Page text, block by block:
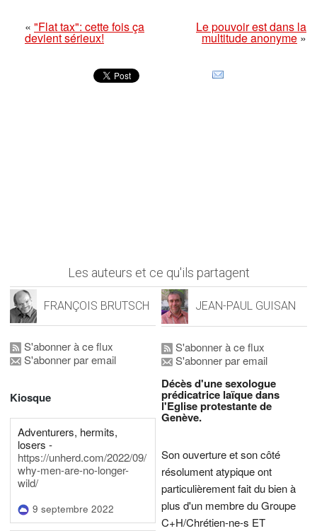
« "Flat tax": cette fois ça
devient sérieux!
Le pouvoir est dans la
multitude anonyme»
Les auteurs et ce qu'ils partagent
FRANÇOIS BRUTSCH
S'abonner à ce flux
S'abonner par email
Kiosque
Adventurers, hermits,
losers -
https://unherd.com/2022/09/
why-men-are-no-longer-
wild/
9 septembre 2022
JEAN-PAUL GUISAN
S'abonner à ce flux
S'abonner par email
Décès d'une sexologue
prédicatrice laïque dans
l'Eglise protestante de
Genève.
Son ouverture et son côté
résolument atypique ont
particulièrement fait du bien à
plus d'un membre du Groupe
C+H/Chrétien-ne-s ET